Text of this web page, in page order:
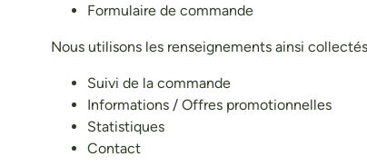
Formulaire de commande
Nous utilisons les renseignements ainsi
Suivi de la commande
Informations / Offres promotionnelles
Statistiques
Contact